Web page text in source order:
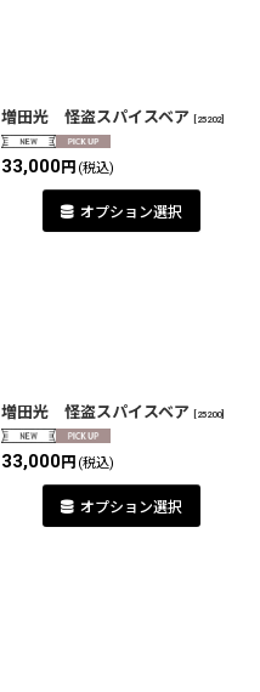
増田光 怪盗スパイスベア 25202]
33,000円 (税込)
オプション選択
増田光 怪盗スパイスベア [25200]
33,000円 (税込)
オプション選択